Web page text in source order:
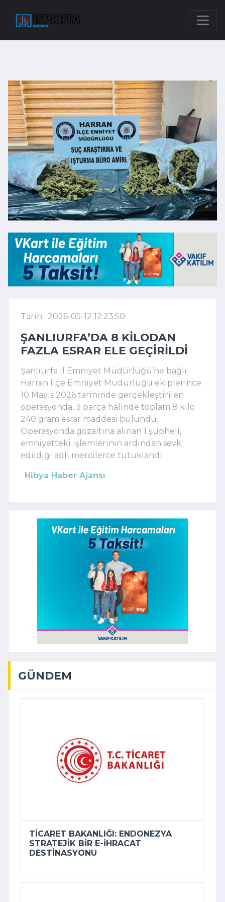
Tarih : 2026-05-12 12:23:50
ŞANLIURFA’DA 8 KILODAN
FAZLA ESRAR ELE GEÇIRILDI
Şanlıurfa İl Emniyet Müdürlüğü’ne bağlı
Harran İlçe Emniyet Müdürlüğü ekiplerince
10 Mayıs 2026 tarihinde gerçekleştirilen
operasyonda, 3 parça halinde toplam 8 kilo
240 gram esrar maddesi bulundu.
Operasyonda gözaltına alınan 1 şüpheli,
emniyetteki işlemlerinin ardından sevk
edildiği adli mercilerce tutuklandı.
Hibya Haber Ajansı
GÜNDEM
TICARET BAKANLIĞI: ENDONEZYA
STRATEJIK BIR E-İHRACAT
DESTINASYONU